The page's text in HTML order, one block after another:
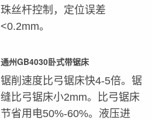
珠丝杆控制，定位误差
<0.2mm。
通州GB4030卧式带锯床
锯削速度比弓锯床快4-5倍。锯
缝比弓锯床小2mm。比弓锯床
节省用电50%-60%。液压进